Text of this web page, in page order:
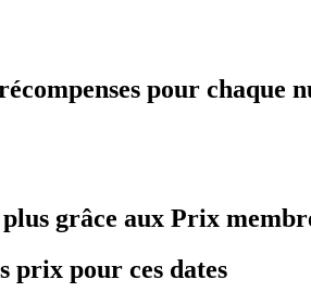
pour chaque
grâce aux Prix
prix pour ces dates